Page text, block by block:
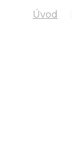
Úvod